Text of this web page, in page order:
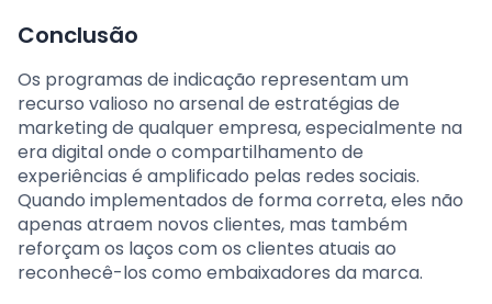
Conclusão
Os programas de indicação representam um
recurso valioso no arsenal de estratégias de
marketing de qualquer empresa, especialmente na
era digital onde o compartilhamento de
experiências é amplificado pelas redes sociais.
Quando implementados de forma correta, eles não
apenas atraem novos clientes, mas também
reforçam os laços com os clientes atuais ao
reconhecê-los como embaixadores da marca.